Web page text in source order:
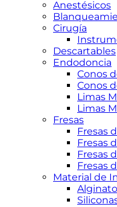
Anestésicos
Cirugía
Descartables
Endodoncia
Conos
Conos
Limas
Limas
Fresas
Fresas
Fresas
Fresas
Fresas
Material de